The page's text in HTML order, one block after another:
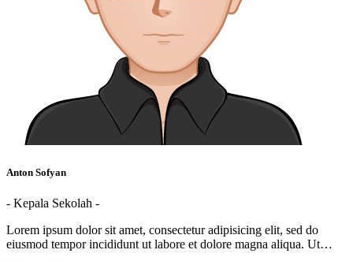
Anton Sofyan
- Kepala Sekolah -
Lorem ipsum dolor sit amet, consectetur adipisicing elit, sed do
eiusmod tempor incididunt ut labore et dolore magna aliqua. Ut…